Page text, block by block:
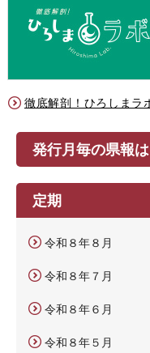
徹底解剖！ひろしまラ
発行月毎の県報
定期
令和８年８月
令和８年７月
令和８年６月
令和８年５月